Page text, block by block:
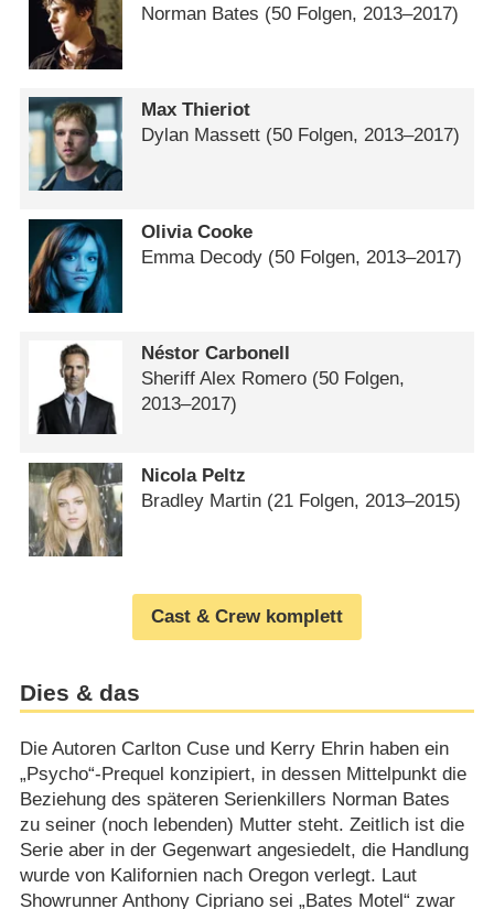
Norman Bates (50 Folgen, 2013⁠–⁠2017)
Max Thieriot
Dylan Massett (50 Folgen, 2013⁠–⁠2017)
Olivia Cooke
Emma Decody (50 Folgen, 2013⁠–⁠2017)
Néstor Carbonell
Sheriff Alex Romero (50 Folgen,
2013⁠–⁠2017)
Nicola Peltz
Bradley Martin (21 Folgen, 2013⁠–⁠2015)
Cast & Crew komplett
Dies & das
Die Autoren Carlton Cuse und Kerry Ehrin haben ein
„Psycho“-Prequel konzipiert, in dessen Mittelpunkt die
Beziehung des späteren Serienkillers Norman Bates
zu seiner (noch lebenden) Mutter steht. Zeitlich ist die
Serie aber in der Gegenwart angesiedelt, die Handlung
wurde von Kalifornien nach Oregon verlegt. Laut
Showrunner Anthony Cipriano sei „Bates Motel“ zwar